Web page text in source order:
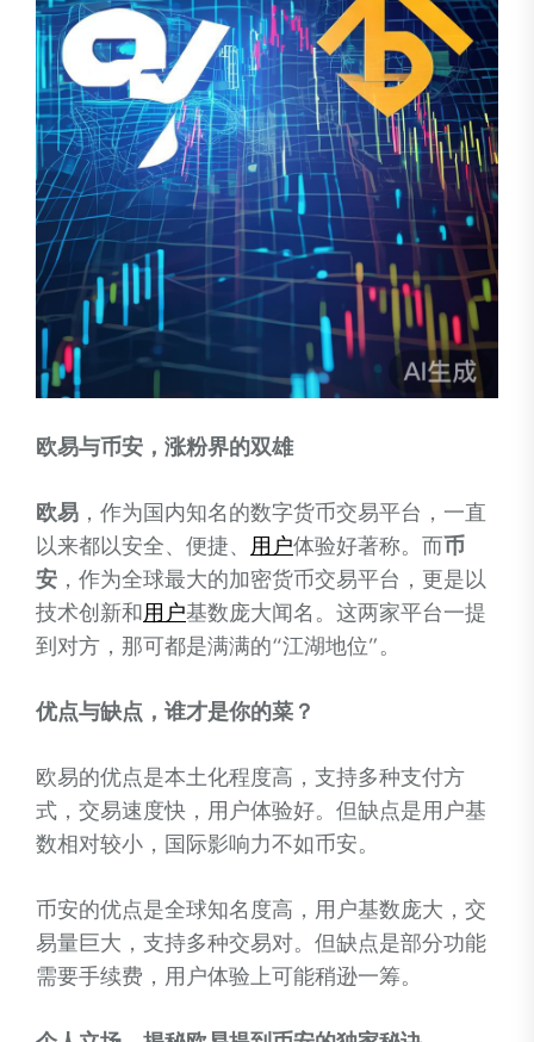
欧易与币安，涨粉界的双雄
欧易 ，作为国内知名的数字货币交易平台，一直
以来都以安全、便捷、 用户体验好著称。而币
安 ，作为全球最大的加密货币交易平台，更是以
技术创新和用户基数庞大闻名。这两家平台一提
到对方，那可都是满满的“江湖地位”。
优点与缺点，谁才是你的菜？
欧易的优点是本土化程度高，支持多种支付方
式，交易速度快，用户体验好。但缺点是用户基
数相对较小，国际影响力不如币安。
币安的优点是全球知名度高，用户基数庞大，交
易量巨大，支持多种交易对。但缺点是部分功能
需要手续费，用户体验上可能稍逊一筹。